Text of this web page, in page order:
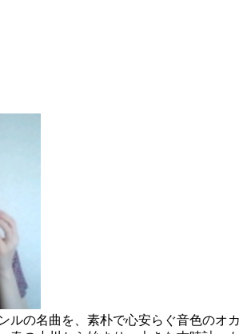
ルの名曲を、素朴で心安らぐ音色のオカ